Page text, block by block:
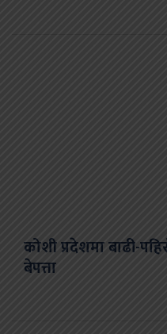
कोशी प्रदेशमा बाढी-
बेपत्ता